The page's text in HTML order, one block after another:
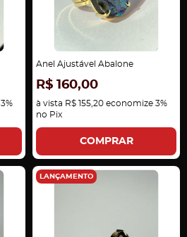
3%
Anel Ajustável Abalone
R$ 160,00
à vista R$ 155,20 economize 3%
no Pix
COMPRAR
LANÇAMENTO